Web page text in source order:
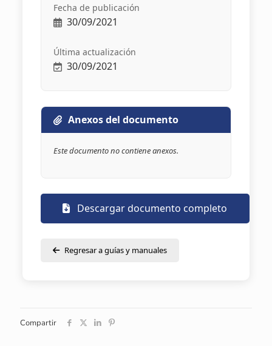
Fecha de publicación
30/09/2021
Última actualización
30/09/2021
Anexos del documento
Este documento no contiene anexos.
Descargar documento completo
Regresar a guías y manuales
Compartir